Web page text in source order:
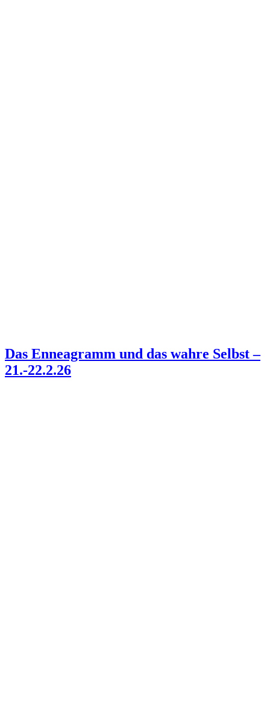
Das Enneagramm und das wahre Selbst –
21.-22.2.26